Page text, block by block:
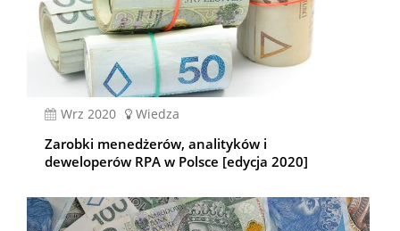
wrz 2020 Wiedza
Zarobki menedżerów, analityków i
deweloperów RPA w Polsce [edycja 2020]